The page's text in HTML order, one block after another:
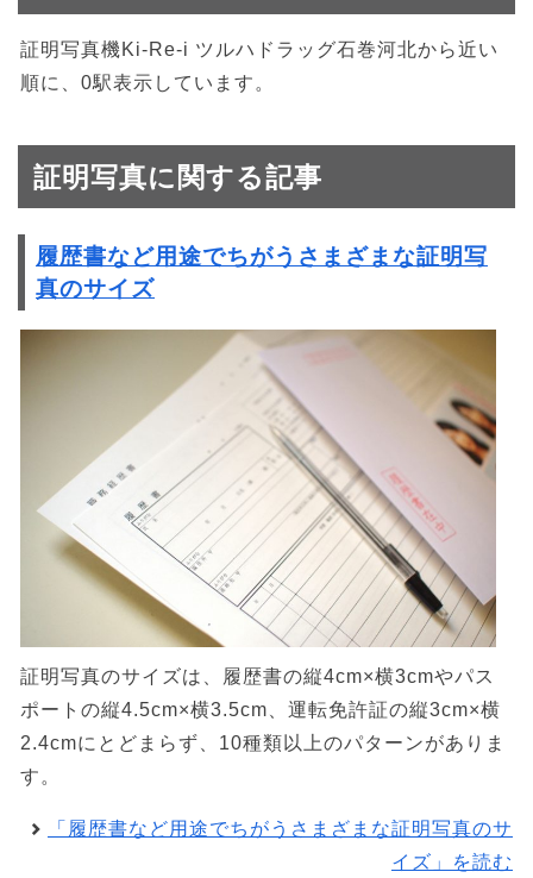
証明写真機Ki-Re-i ツルハドラッグ石巻河北から近い
順に、0駅表示しています。
証明写真に関する記事
履歴書など用途でちがうさまざまな証明写
真のサイズ
証明写真のサイズは、履歴書の縦4cm×横3cmやパス
ポートの縦4.5cm×横3.5cm、運転免許証の縦3cm×横
2.4cmにとどまらず、10種類以上のパターンがありま
す。
「履歴書など用途でちがうさまざまな証明写真のサ
イズ」を読む